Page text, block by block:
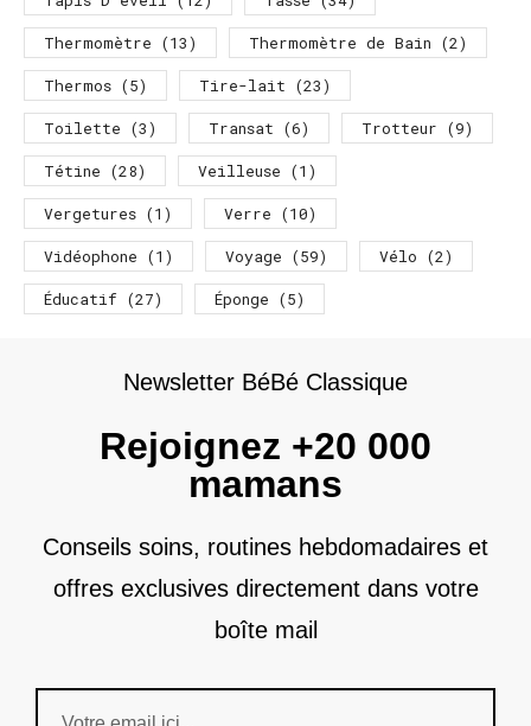
Thermomètre (13) Thermomètre de Bain (2)
Thermos (5) Tire-lait (23)
Toilette (3) Transat (6) Trotteur (9)
Tétine (28) Veilleuse (1)
Vergetures (1) Verre (10)
Vidéophone (1) Voyage (59) Vélo (2)
Éducatif (27) Éponge (5)
Newsletter BéBé Classique
Rejoignez +20 000
mamans
Conseils soins, routines hebdomadaires et
offres exclusives directement dans votre
boîte mail